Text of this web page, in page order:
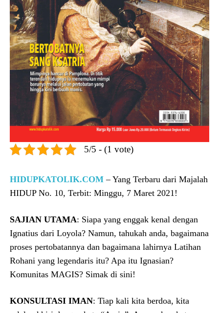
5/5 - (1 vote)
HIDUPKATOLIK.COM – Yang Terbaru dari Majalah
HIDUP No. 10, Terbit: Minggu, 7 Maret 2021!
SAJIAN UTAMA: Siapa yang enggak kenal dengan
Ignatius dari Loyola? Namun, tahukah anda, bagaimana
proses pertobatannya dan bagaimana lahirnya Latihan
Rohani yang legendaris itu? Apa itu Ignasian?
Komunitas MAGIS? Simak di sini!
KONSULTASI IMAN: Tiap kali kita berdoa, kita